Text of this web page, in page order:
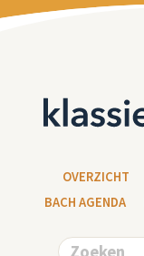
OVERZICHT
BACH AGENDA